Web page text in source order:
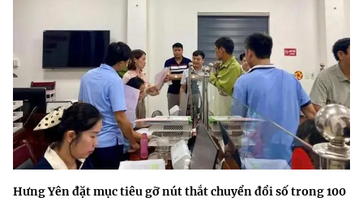
Hưng Yên đặt mục tiêu gỡ nút thắt chuyển đổi số trong 100